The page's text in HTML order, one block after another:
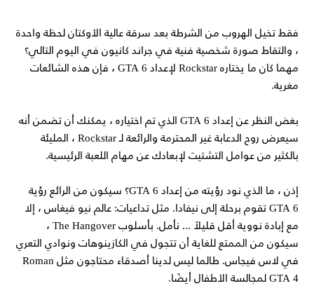
فقط تخيل الهروب من الشرطة بعد سرقة عالية الأوكتان لحظة واحدة
، والتقاط صورة شخصية فنية في جراند كانيون في اليوم التالي؟
مهما كان ما يختاره Rockstar لإعداد GTA 6 ، فإن هذه الشائعات
مغرية.
بغض النظر عن إعداد GTA 6 الذي تم اختياره ، يمكنك أن تضمن أنه
سيعرض روح الدعابة غير المحترمة والرائعة لـ Rockstar ، المليئة
بالكثير من عوامل التشتيت لإبعادك عن مهام اللعبة الرئيسية.
إذن ، ما الذي نود رؤيته من إعداد GTA 6؟ سيكون من الرائع رؤية
GTA 6 تقوم برحلة إلى نيفادا. مثل تداعيات: عالم نيو فيغاس ، إلا
مع إبادة نووية أقل قليلاً ... نأمل. بأسلوب The Hangover ،
سيكون من الممتع للغاية أن تتجول في الكازينوهات ونوادي التعري
في لاس فيجاس. طالما ليس لدينا أصدقاء محتاجون مثل Roman
GTA 4 لمجالسة الأطفال أيضًا.